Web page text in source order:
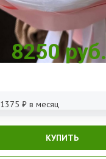
8250 руб.
1375 ₽ в месяц
КУПИТЬ